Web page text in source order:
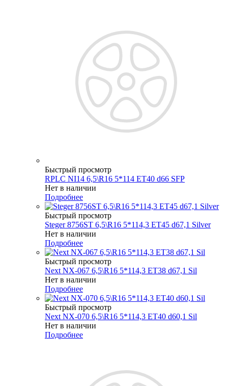
Быстрый просмотр
RPLC NI14 6,5\R16 5*114 ET40 d66 SFP
Нет в наличии
Подробнее
Быстрый просмотр
Steger 8756ST 6,5\R16 5*114,3 ET45 d67,1 Silver
Нет в наличии
Подробнее
Быстрый просмотр
Next NX-067 6,5\R16 5*114,3 ET38 d67,1 Sil
Нет в наличии
Подробнее
Быстрый просмотр
Next NX-070 6,5\R16 5*114,3 ET40 d60,1 Sil
Нет в наличии
Подробнее